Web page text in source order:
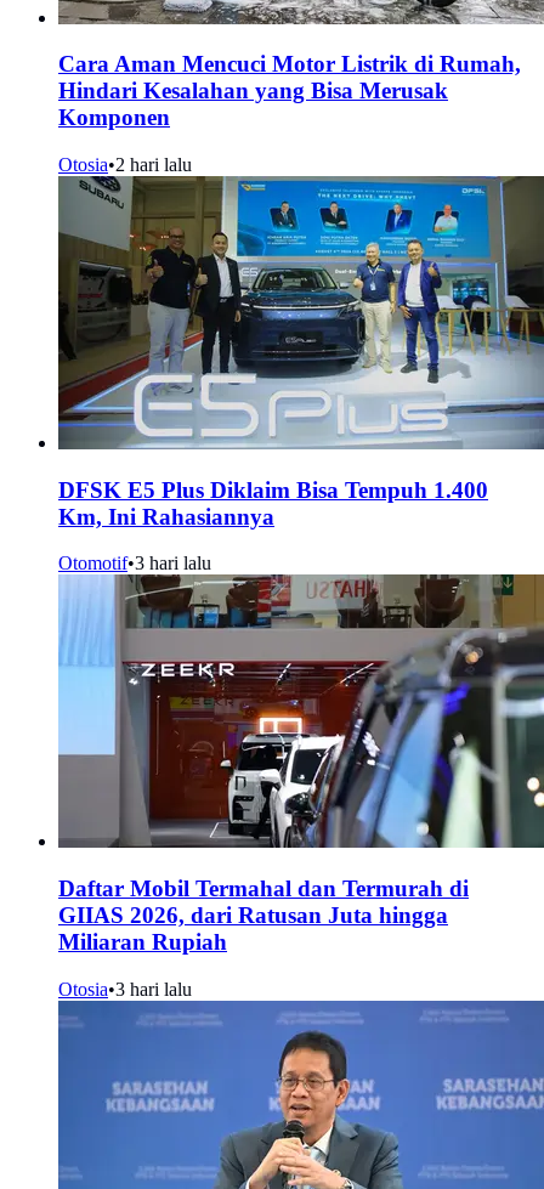
Cara Aman Mencuci Motor Listrik di Rumah,
Hindari Kesalahan yang Bisa Merusak
Komponen
Otosia•2 hari lalu
DFSK E5 Plus Diklaim Bisa Tempuh 1.400
Km, Ini Rahasiannya
Otomotif•3 hari lalu
Daftar Mobil Termahal dan Termurah di
GIIAS 2026, dari Ratusan Juta hingga
Miliaran Rupiah
Otosia•3 hari lalu